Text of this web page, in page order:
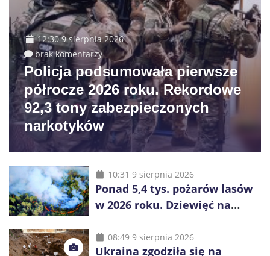
12:30 9 sierpnia 2026
brak komentarzy
Policja podsumowała pierwsze
półrocze 2026 roku. Rekordowe
92,3 tony zabezpieczonych
narkotyków
10:31 9 sierpnia 2026
Ponad 5,4 tys. pożarów lasów
w 2026 roku. Dziewięć na
08:49 9 sierpnia 2026
Ukraina zgodziła się na